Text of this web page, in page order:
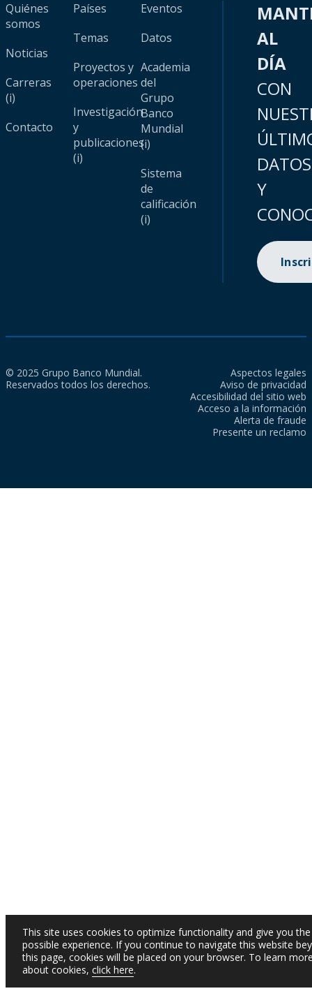
Quiénes
somos
Noticias
Carreras
(i)
Contacto
Países
Temas
Proyectos y
operaciones
Investigación
y
publicaciones
(i)
Eventos
Datos
Academia
del
Grupo
Banco
Mundial
(i)
Sistema
de
calificación
(i)
AL
DÍA
CON
DATOS
Y
© 2025 Grupo Banco Mundial.
Reservados todos los derechos.
Aspectos legales
Aviso de privacidad
Accesibilidad del sitio web
Acceso a la información
Alerta de fraude
Presente un reclamo
This site uses cookies to optimize functionality and give you
possible experience. If you continue to navigate this website
this page, cookies will be placed on your browser. To learn
about cookies, click here.